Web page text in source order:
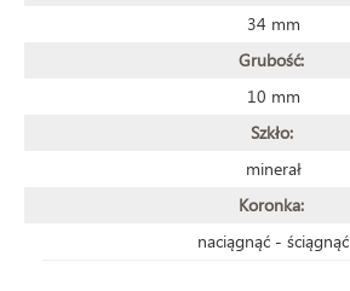
34 mm
Grubość:
10 mm
Szkło:
minerał
Koronka:
naciągnąć - ściągnąć